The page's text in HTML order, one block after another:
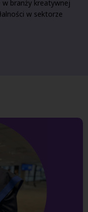
branży kreatywnej
w sektorze